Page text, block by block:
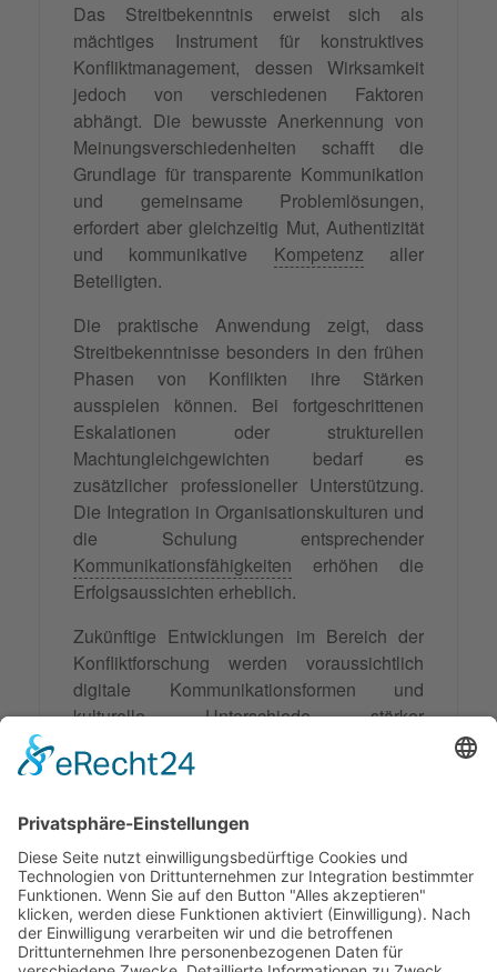
Das Streitbekenntnis erweist sich als
mächtiges Instrument für konstruktives
Konfliktmanagement, dessen Wirksamkeit
jedoch von verschiedenen Faktoren
abhängt. Die bewusste Anerkennung von
Meinungsverschiedenheiten schafft die
Grundlage für transparente Kommunikation
und gemeinsame Problemlösungen,
erfordert aber gleichzeitig Mut, Authentizität
und kommunikative Kompetenz aller
Beteiligten.
Die praktische Anwendung zeigt, dass
Streitbekenntnisse besonders in den frühen
Phasen von Konflikten ihre Stärken
ausspielen können. Bei fortgeschrittenen
Eskalationen oder strukturellen
Machtungleichgewichten bedarf es
zusätzlicher professioneller Unterstützung.
Die Integration in Organisationskulturen und
die Schulung entsprechender
Kommunikationsfähigkeiten erhöhen die
Erfolgsaussichten erheblich.
Zukünftige Entwicklungen im Bereich der
Konfliktforschung werden voraussichtlich
digitale Kommunikationsformen und
kulturelle Unterschiedestärker
Streitbekenntnisses – Transparenz,
bleiben jedoch zeitlos gültige Bausteine für
gelingendezwischenmenschliche
Beziehungenund erfolgreiche
Zusammenarbeit.